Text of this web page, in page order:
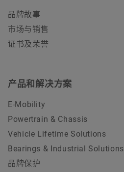
品牌故事
市场与销售
证书及荣誉
产品和解决方案
E-Mobility
Powertrain & Chassis
Vehicle Lifetime Solutions
Bearings & Industrial Solutions
品牌保护